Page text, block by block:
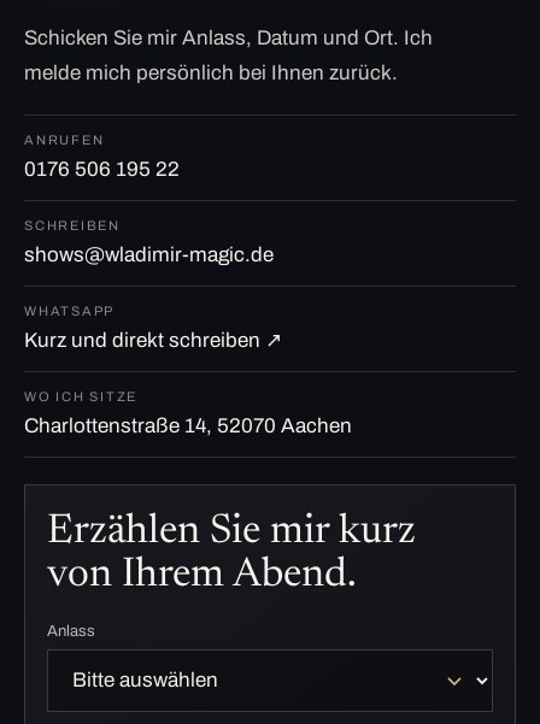
Schicken Sie mir Anlass, Datum und Ort. Ich
melde mich persönlich bei Ihnen zurück.
ANRUFEN
0176 506 195 22
SCHREIBEN
shows@wladimir-magic.de
WHATSAPP
Kurz und direkt schreiben ↗
WO ICH SITZE
Charlottenstraße 14, 52070 Aachen
Erzählen Sie mir kurz
von Ihrem Abend.
Anlass